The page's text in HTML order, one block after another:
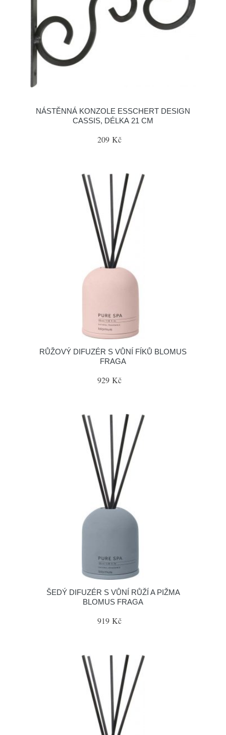
NÁSTĚNNÁ KONZOLE ESSCHERT DESIGN
CASSIS, DÉLKA 21 CM
209 Kč
RŮŽOVÝ DIFUZÉR S VŮNÍ FÍKŮ BLOMUS
FRAGA
929 Kč
ŠEDÝ DIFUZÉR S VŮNÍ RŮŽÍ A PIŽMA
BLOMUS FRAGA
919 Kč